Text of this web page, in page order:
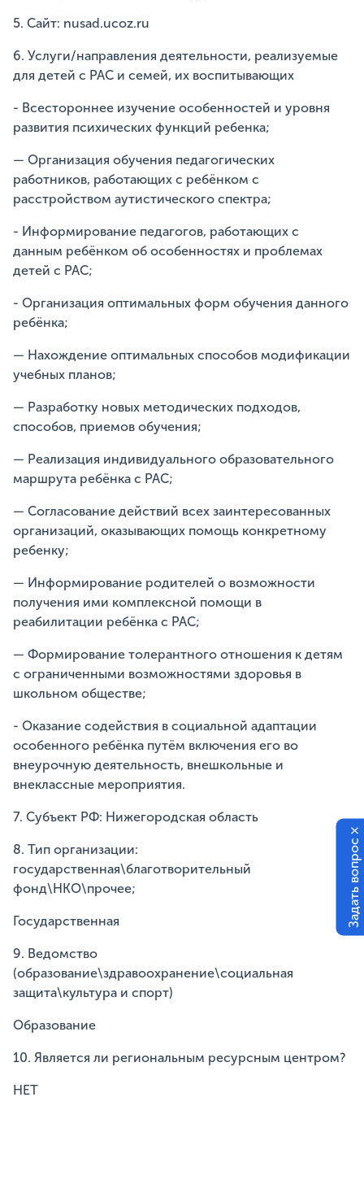
5. Сайт: nusad.ucoz.ru
6. Услуги/направления деятельности, реализуемые
для детей с РАС и семей, их воспитывающих
- Всестороннее изучение особенностей и уровня
развития психических функций ребенка;
— Организация обучения педагогических
работников, работающих с ребёнком с
расстройством аутистического спектра;
- Информирование педагогов, работающих с
данным ребёнком об особенностях и проблемах
детей с РАС;
- Организация оптимальных форм обучения данного
ребёнка;
— Нахождение оптимальных способов модификации
учебных планов;
— Разработку новых методических подходов,
способов, приемов обучения;
— Реализация индивидуального образовательного
маршрута ребёнка с РАС;
— Согласование действий всех заинтересованных
организаций, оказывающих помощь конкретному
ребенку;
— Информирование родителей о возможности
получения ими комплексной помощи в
реабилитации ребёнка с РАС;
— Формирование толерантного отношения к детям
с ограниченными возможностями здоровья в
школьном обществе;
- Оказание содействия в социальной адаптации
особенного ребёнка путём включения его во
внеурочную деятельность, внешкольные и
внеклассные мероприятия.
7. Субъект РФ: Нижегородская область
8. Тип организации:
государственная\благотворительный
фонд\НКО\прочее;
Государственная
9. Ведомство
(образование\здравоохранение\социальная
защита\культура и спорт)
Образование
10. Является ли региональным ресурсным центром?
НЕТ
Задать вопрос
×